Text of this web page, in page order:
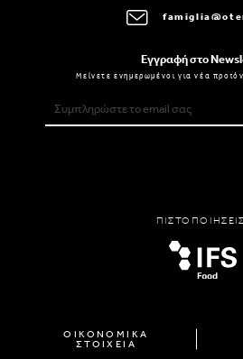
Εγγραφή στο
Μείνετε ενημερωμένοι για νέα
ΟΙΚΟΝΟΜΙΚΑ
ΣΤΟΙΧΕΙΑ